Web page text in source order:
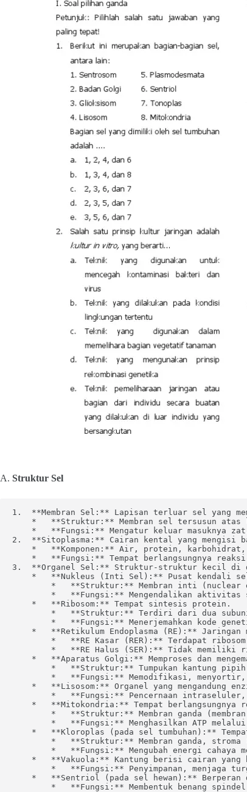
A. Struktur Sel
1.  **Membran Sel:** Lapisan terluar sel yang
*   **Struktur:** Membran sel tersusun atas
*   **Fungsi:** Mengatur keluar masuknya
2.  **Sitoplasma:** Cairan kental yang mengisi
*   **Komponen:** Air, protein,
*   **Fungsi:** Tempat berlangsungnya
3.  **Organel Sel:** Struktur-struktur kecil di
*   **Nukleus (Inti Sel):** Pusat kendali
*   **Struktur:** Membran inti (nuclear
*   **Fungsi:** Mengendalikan aktivitas
    *   **Ribosom:** Tempat sintesis protein.
*   **Struktur:** Terdiri dari dua
*   **Fungsi:** Menerjemahkan kode
*   **Retikulum Endoplasma (RE):** Jaringan
*   **RE Kasar (RER):** Terdapat
*   **RE Halus (SER):** Tidak memiliki
*   **Aparatus Golgi:** Memproses dan
*   **Struktur:** Tumpukan kantung pipih
*   **Fungsi:** Memodifikasi,
*   **Lisosom:** Organel yang mengandung
*   **Fungsi:** Pencernaan
*   **Mitokondria:** Tempat berlangsungnya
*   **Struktur:** Membran ganda
*   **Fungsi:** Menghasilkan ATP
*   **Kloroplas (pada sel tumbuhan):**
*   **Struktur:** Membran ganda, stroma
*   **Fungsi:** Mengubah energi cahaya
*   **Vakuola:** Kantung berisi cairan yang
*   **Fungsi:** Penyimpanan, menjaga
*   **Sentriol (pada sel hewan):** Berperan
*   **Fungsi:** Membentuk benang